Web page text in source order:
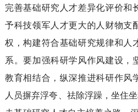
完善基础研究人才差异化评价和
予科技领军人才更大的人财物支
权，构建符合基础研究规律和人
系。要加强科研学风作风建设，
教育相结合，纵深推进科研作风
人员摒弃浮夸、祛除浮躁，坐住